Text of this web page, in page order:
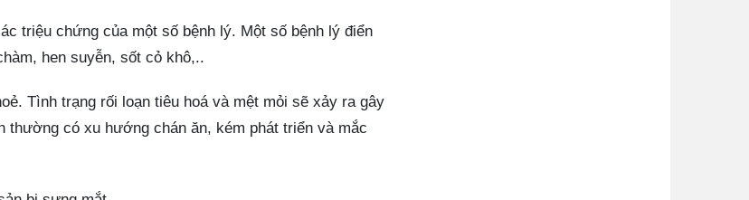
triệu chứng của một số bệnh lý. Một số bệnh lý điển
hen suyễn, sốt cỏ khô,..
Tình trạng rối loạn tiêu hoá và mệt mỏi sẽ xảy ra gây
có xu hướng chán ăn, kém phát triển và mắc